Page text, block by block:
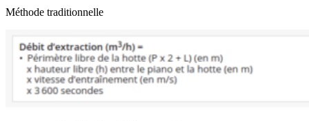
Méthode traditionnelle